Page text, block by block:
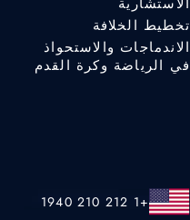
تخطيط الخلافة
الاندماجات والاستحواذ
في الرياضة وكرة القدم
+1 212 210 1940